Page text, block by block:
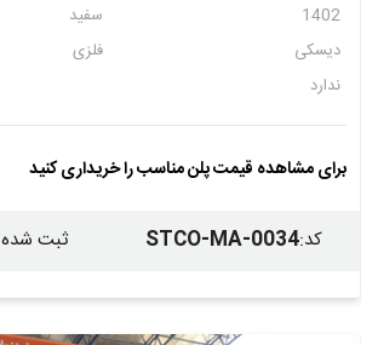
1402
سفید
دیسکی
فلزی
ندارد
برای مشاهده قیمت پلن مناسب را خریداری کنید
کد:
STCO-MA-0034 ثبت شده در